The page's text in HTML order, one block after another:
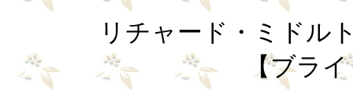
リチャード・ミドル
【ブラ